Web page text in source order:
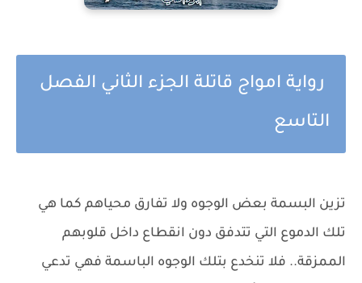
رواية امواج قاتلة الجزء الثاني الفصل
التاسع
تزين البسمة بعض الوجوه ولا تفارق محياهم كما هي
تلك الدموع التي تتدفق دون انقطاع داخل قلوبهم
الممزقة.. فلا تنخدع بتلك الوجوه الباسمة فهي تدعي